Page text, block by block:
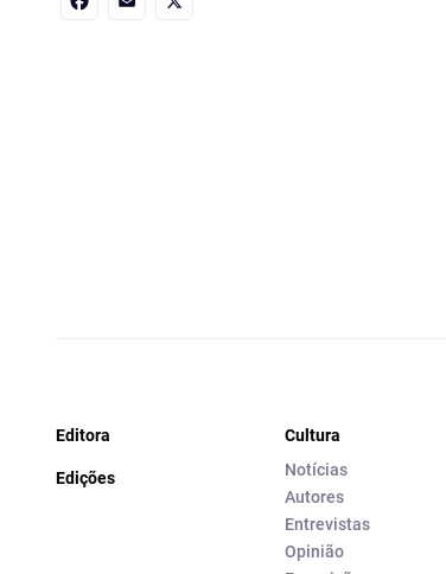
Editora
Edições
Cultura
Notícias
Autores
Entrevistas
Opinião